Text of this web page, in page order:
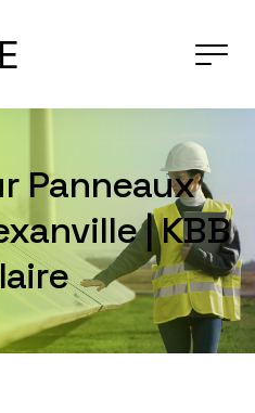
Panneaux
| KBB